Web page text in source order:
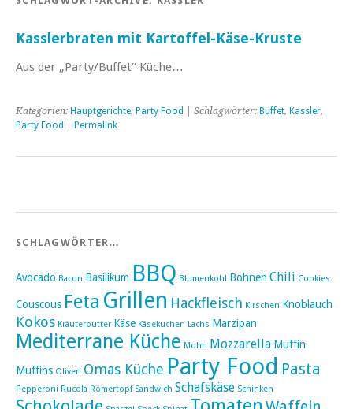
Kasslerbraten mit Kartoffel-Käse-Kruste
Aus der „Party/Buffet“ Küche…
Kategorien: Hauptgerichte, Party Food | Schlagwörter: Buffet, Kassler,
Party Food
Permalink
SCHLAGWÖRTER…
Avocado Bacon Basilikum BBQ Blumenkohl Bohnen Chili Cookies
Couscous Feta Grillen Hackfleisch Kirschen Knoblauch
Kokos Kräuterbutter Käse Käsekuchen Lachs Marzipan
Mediterrane Küche Mohn Mozzarella Muffin
Muffins Oliven Omas Küche Party Food Pasta
Pepperoni Rucola Römertopf Sandwich Schafskäse Schinken